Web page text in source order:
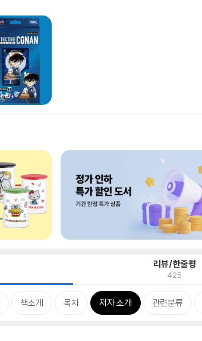
리뷰/한줄평
425
책소개 목차 저자 소개 관련분류